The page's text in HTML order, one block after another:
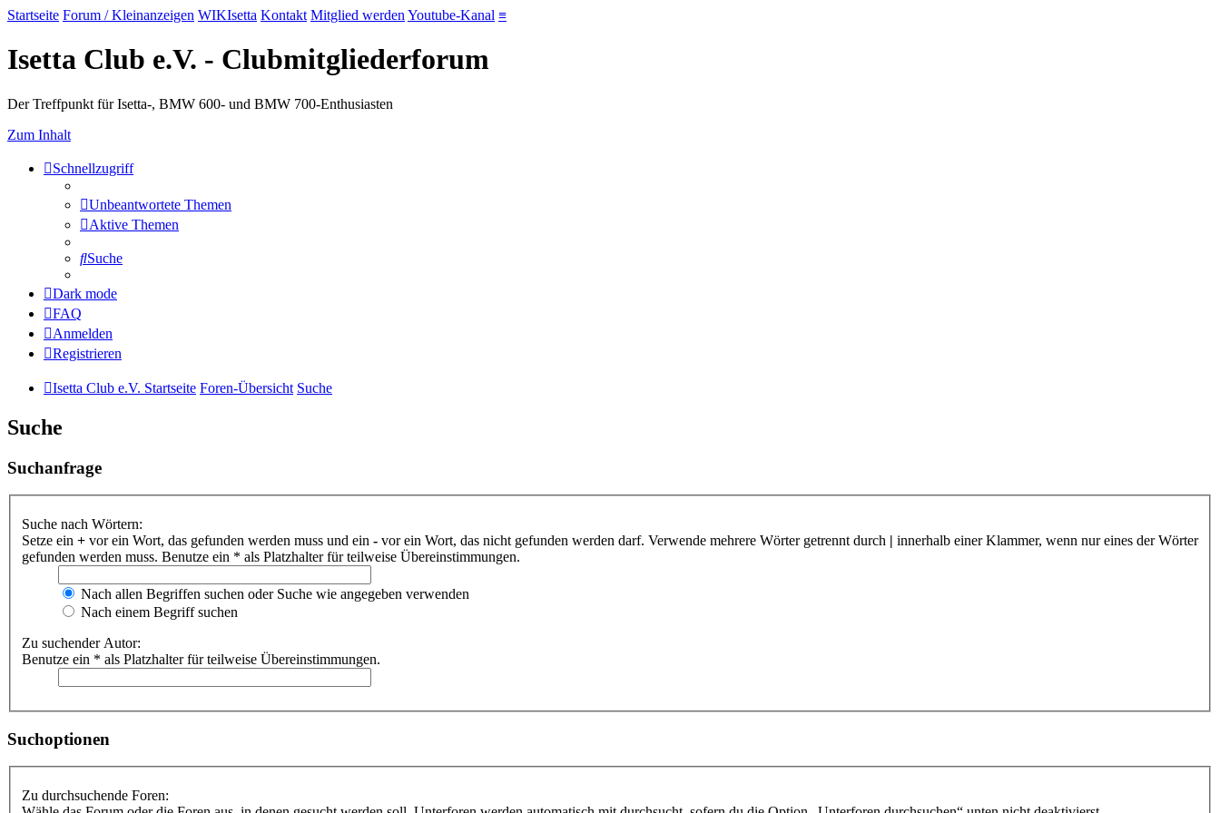
Startseite Forum / Kleinanzeigen WIKIsetta Kontakt Mitglied werden Youtube-Kanal ≡
Isetta Club e.V. - Clubmitgliederforum
Der Treffpunkt für Isetta-, BMW 600- und BMW 700-Enthusiasten
Zum Inhalt
Schnellzugriff
Unbeantwortete Themen
Aktive Themen
Suche
Dark mode
FAQ
Anmelden
Registrieren
Isetta Club e.V. Startseite Foren-Übersicht Suche
Suche
Suchanfrage
Suche nach Wörtern:
Setze ein + vor ein Wort, das gefunden werden muss und ein - vor ein Wort, das nicht gefunden werden darf. Verwende mehrere Wörter getrennt durch | innerhalb einer Klammer, wenn nur eines der Wörter
gefunden werden muss. Benutze ein * als Platzhalter für teilweise Übereinstimmungen.
Nach allen Begriffen suchen oder Suche wie angegeben verwenden
Nach einem Begriff suchen
Zu suchender Autor:
Benutze ein * als Platzhalter für teilweise Übereinstimmungen.
Suchoptionen
Zu durchsuchende Foren: